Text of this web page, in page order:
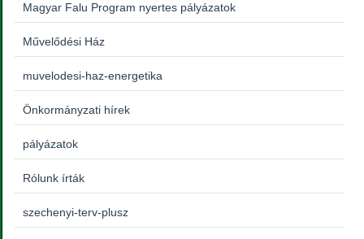
Magyar Falu Program nyertes pályázatok
Művelődési Ház
muvelodesi-haz-energetika
Önkormányzati hírek
pályázatok
Rólunk írták
szechenyi-terv-plusz